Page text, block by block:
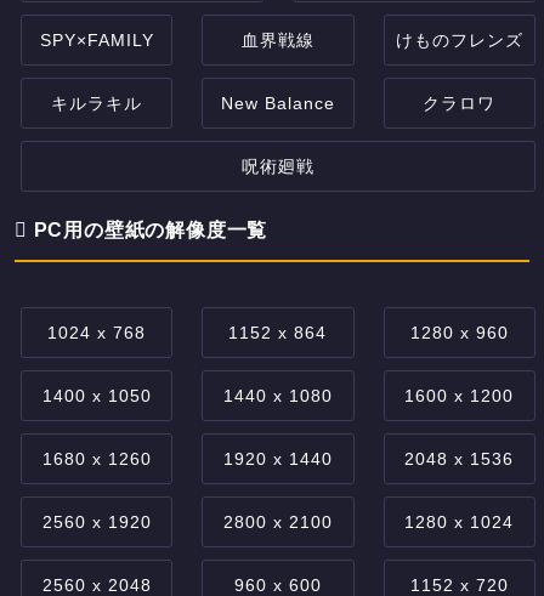
SPY×FAMILY 血界戦線 けものフレンズ
キルラキル New Balance クラロワ
呪術廻戦
PC用の壁紙の解像度一覧
1024 x 768 1152 x 864 1280 x 960
1400 x 1050 1440 x 1080 1600 x 1200
1680 x 1260 1920 x 1440 2048 x 1536
2560 x 1920 2800 x 2100 1280 x 1024
2560 x 2048 960 x 600 1152 x 720